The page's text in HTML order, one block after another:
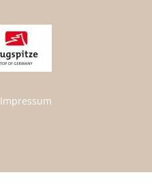
Impressum